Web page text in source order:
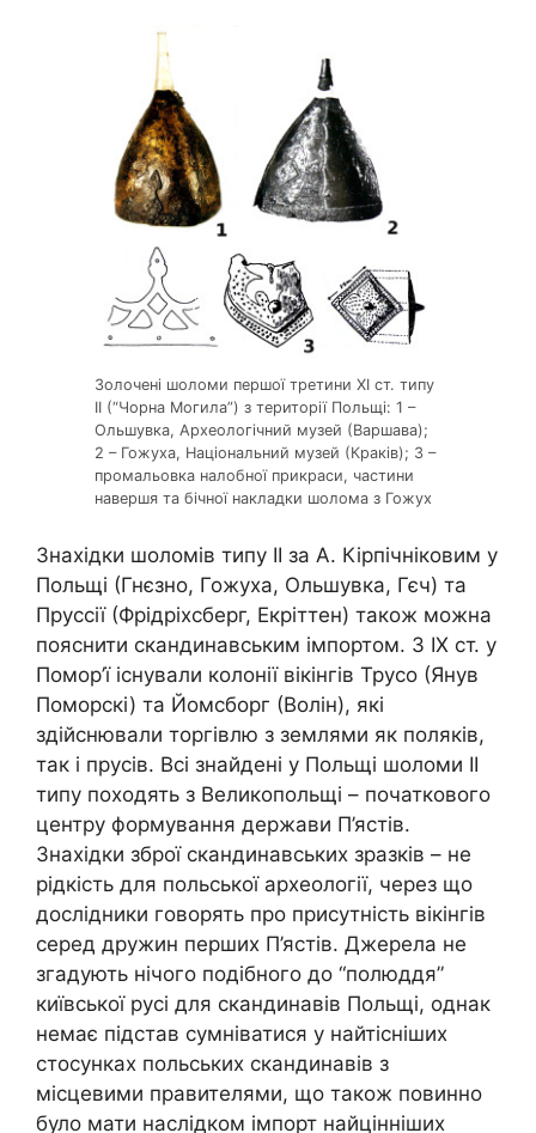
Золочені шоломи першої третини ХІ ст. типу
ІІ (“Чорна Могила”) з території Польщі: 1 –
Ольшувка, Археологічний музей (Варшава);
2 – Гожуха, Національний музей (Краків); 3 –
промальовка налобної прикраси, частини
навершя та бічної накладки шолома з Гожух
Знахідки шоломів типу ІІ за А. Кірпічніковим у
Польщі (Гнєзно, Гожуха, Ольшувка, Гєч) та
Пруссії (Фрідріхсберг, Екріттен) також можна
пояснити скандинавським імпортом. З ІХ ст. у
Помор’ї існували колонії вікінгів Трусо (Янув
Поморскі) та Йомсборг (Волін), які
здійснювали торгівлю з землями як поляків,
так і прусів. Всі знайдені у Польщі шоломи ІІ
типу походять з Великопольщі – початкового
центру формування держави П’ястів.
Знахідки зброї скандинавських зразків – не
рідкість для польської археології, через що
дослідники говорять про присутність вікінгів
серед дружин перших П’ястів. Джерела не
згадують нічого подібного до “полюддя”
київської русі для скандинавів Польщі, однак
немає підстав сумніватися у найтісніших
стосунках польських скандинавів з
місцевими правителями, що також повинно
було мати наслідком імпорт найцінніших